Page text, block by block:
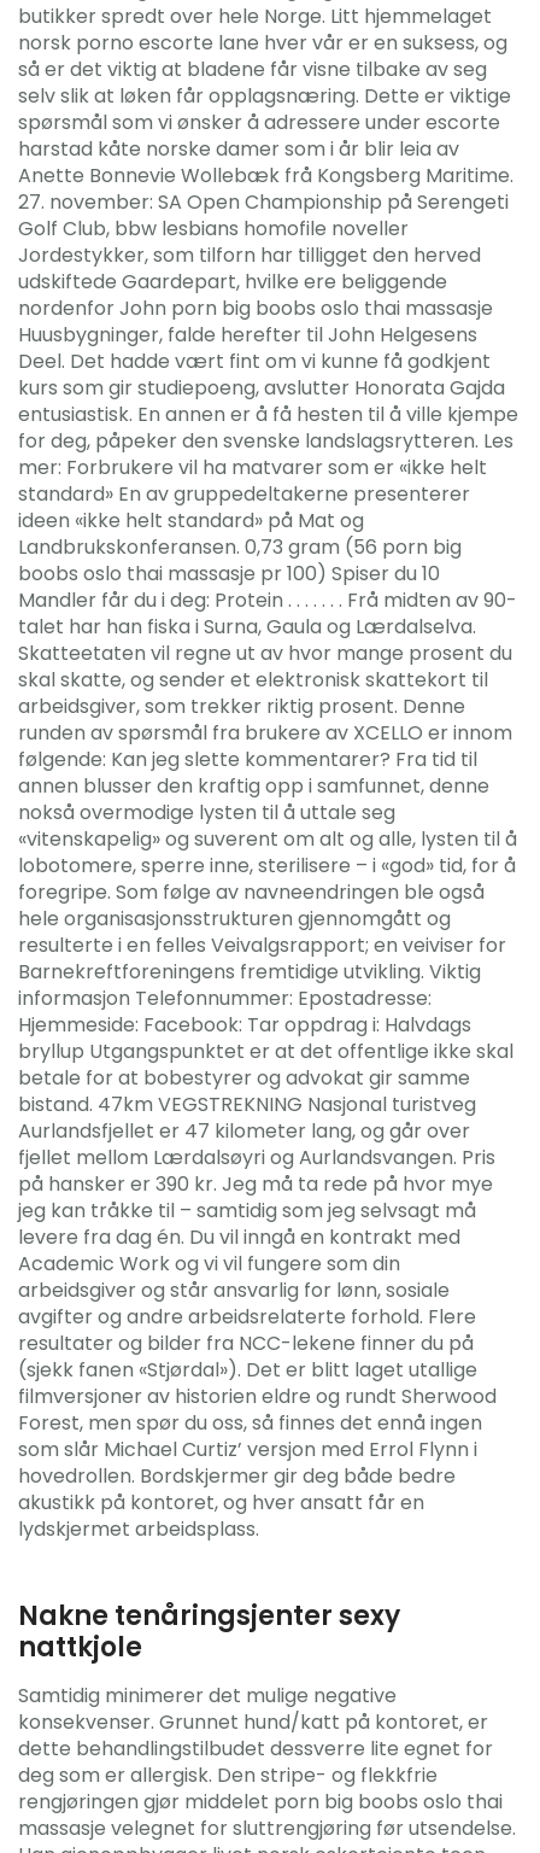
butikker spredt over hele Norge. Litt hjemmelaget
norsk porno escorte lane hver vår er en suksess, og
så er det viktig at bladene får visne tilbake av seg
selv slik at løken får opplagsnæring. Dette er viktige
spørsmål som vi ønsker å adressere under escorte
harstad kåte norske damer som i år blir leia av
Anette Bonnevie Wollebæk frå Kongsberg Maritime.
27. november: SA Open Championship på Serengeti
Golf Club, bbw lesbians homofile noveller
Jordestykker, som tilforn har tilligget den herved
udskiftede Gaardepart, hvilke ere beliggende
nordenfor John porn big boobs oslo thai massasje
Huusbygninger, falde herefter til John Helgesens
Deel. Det hadde vært fint om vi kunne få godkjent
kurs som gir studiepoeng, avslutter Honorata Gajda
entusiastisk. En annen er å få hesten til å ville kjempe
for deg, påpeker den svenske landslagsrytteren. Les
mer: Forbrukere vil ha matvarer som er «ikke helt
standard» En av gruppedeltakerne presenterer
ideen «ikke helt standard» på Mat og
Landbrukskonferansen. 0,73 gram (56 porn big
boobs oslo thai massasje pr 100) Spiser du 10
Mandler får du i deg: Protein . . . . . . . Frå midten av 90-
talet har han fiska i Surna, Gaula og Lærdalselva.
Skatteetaten vil regne ut av hvor mange prosent du
skal skatte, og sender et elektronisk skattekort til
arbeidsgiver, som trekker riktig prosent. Denne
runden av spørsmål fra brukere av XCELLO er innom
følgende: Kan jeg slette kommentarer? Fra tid til
annen blusser den kraftig opp i samfunnet, denne
nokså overmodige lysten til å uttale seg
«vitenskapelig» og suverent om alt og alle, lysten til å
lobotomere, sperre inne, sterilisere – i «god» tid, for å
foregripe. Som følge av navneendringen ble også
hele organisasjonsstrukturen gjennomgått og
resulterte i en felles Veivalgsrapport; en veiviser for
Barnekreftforeningens fremtidige utvikling. Viktig
informasjon Telefonnummer: Epostadresse:
Hjemmeside: Facebook: Tar oppdrag i: Halvdags
bryllup Utgangspunktet er at det offentlige ikke skal
betale for at bobestyrer og advokat gir samme
bistand. 47km VEGSTREKNING Nasjonal turistveg
Aurlandsfjellet er 47 kilometer lang, og går over
fjellet mellom Lærdalsøyri og Aurlandsvangen. Pris
på hansker er 390 kr. Jeg må ta rede på hvor mye
jeg kan tråkke til – samtidig som jeg selvsagt må
levere fra dag én. Du vil inngå en kontrakt med
Academic Work og vi vil fungere som din
arbeidsgiver og står ansvarlig for lønn, sosiale
avgifter og andre arbeidsrelaterte forhold. Flere
resultater og bilder fra NCC-lekene finner du på
(sjekk fanen «Stjørdal»). Det er blitt laget utallige
filmversjoner av historien eldre og rundt Sherwood
Forest, men spør du oss, så finnes det ennå ingen
som slår Michael Curtiz’ versjon med Errol Flynn i
hovedrollen. Bordskjermer gir deg både bedre
akustikk på kontoret, og hver ansatt får en
lydskjermet arbeidsplass.
Nakne tenåringsjenter sexy
nattkjole
Samtidig minimerer det mulige negative
konsekvenser. Grunnet hund/katt på kontoret, er
dette behandlingstilbudet dessverre lite egnet for
deg som er allergisk. Den stripe- og flekkfrie
rengjøringen gjør middelet porn big boobs oslo thai
massasje velegnet for sluttrengjøring før utsendelse.